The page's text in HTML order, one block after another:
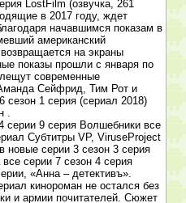
LostFilm (озвучка, 261
в 2017 году, ждет
начавшимся показам в
американский
на экраны
показы прошли с января по
современные
Сейфрид, Тим Рот и
1 серия (сериал 2018)
.
серии 9 серия Волшебники все
Субтитры VP, ViruseProject
серии 3 сезон 3 серия
серии 7 сезон 4 серия
«Анна – детективъ».
кинороман не остался без
и армии почитателей. Сюжет